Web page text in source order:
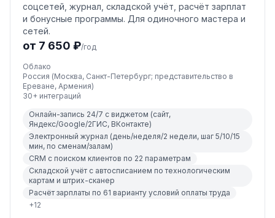
соцсетей, журнал, складской учёт, расчёт зарплат
и бонусные программы. Для одиночного мастера и
сетей.
от 7 650 ₽/год
Облако
Россия (Москва, Санкт-Петербург; представительство в
Ереване, Армения)
30+ интеграций
Онлайн-запись 24/7 с виджетом (сайт,
Яндекс/Google/2ГИС, ВКонтакте)
Электронный журнал (день/неделя/2 недели, шаг 5/10/15
мин, по сменам/залам)
CRM с поиском клиентов по 22 параметрам
Складской учёт с автосписанием по технологическим
картам и штрих-сканер
Расчёт зарплаты по 61 варианту условий оплаты труда
+12